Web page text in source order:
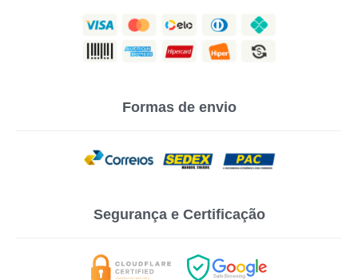
Formas de envio
Segurança e Certificação